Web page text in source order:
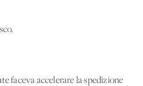
faceva accelerare la spedizione